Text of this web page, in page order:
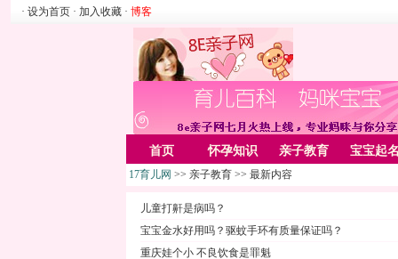
· 设为首页 · 加入收藏 · 博客
首页 怀孕知识 亲子教育 宝宝起
家居 亲子游戏 美容化装
17育儿网 >> 亲子教育 >> 最新内容
儿童打鼾是病吗？
宝宝金水好用吗？驱蚊手环有质量保证吗？
重庆娃个小 不良饮食是罪魁